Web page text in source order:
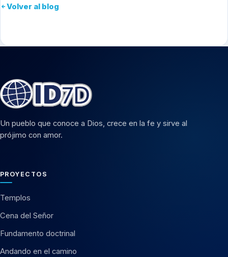
Volver al blog
Un pueblo que conoce a Dios, crece en la fe y sirve al
prójimo con amor.
PROYECTOS
Templos
Cena del Señor
Fundamento doctrinal
Andando en el camino